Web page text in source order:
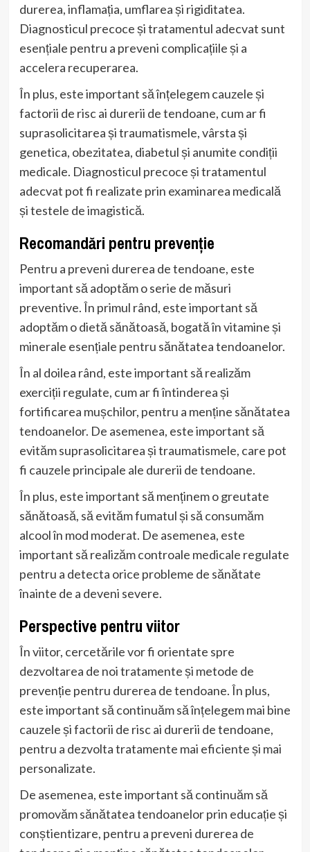
durerea, inflamația, umflarea și rigiditatea.
Diagnosticul precoce și tratamentul adecvat sunt
esențiale pentru a preveni complicațiile și a
accelera recuperarea.
În plus, este important să înțelegem cauzele și
factorii de risc ai durerii de tendoane, cum ar fi
suprasolicitarea și traumatismele, vârsta și
genetica, obezitatea, diabetul și anumite condiții
medicale. Diagnosticul precoce și tratamentul
adecvat pot fi realizate prin examinarea medicală
și testele de imagistică.
Recomandări pentru prevenție
Pentru a preveni durerea de tendoane, este
important să adoptăm o serie de măsuri
preventive. În primul rând, este important să
adoptăm o dietă sănătoasă, bogată în vitamine și
minerale esențiale pentru sănătatea tendoanelor.
În al doilea rând, este important să realizăm
exerciții regulate, cum ar fi întinderea și
fortificarea mușchilor, pentru a menține sănătatea
tendoanelor. De asemenea, este important să
evităm suprasolicitarea și traumatismele, care pot
fi cauzele principale ale durerii de tendoane.
În plus, este important să menținem o greutate
sănătoasă, să evităm fumatul și să consumăm
alcool în mod moderat. De asemenea, este
important să realizăm controale medicale regulate
pentru a detecta orice probleme de sănătate
înainte de a deveni severe.
Perspective pentru viitor
În viitor, cercetările vor fi orientate spre
dezvoltarea de noi tratamente și metode de
prevenție pentru durerea de tendoane. În plus,
este important să continuăm să înțelegem mai bine
cauzele și factorii de risc ai durerii de tendoane,
pentru a dezvolta tratamente mai eficiente și mai
personalizate.
De asemenea, este important să continuăm să
promovăm sănătatea tendoanelor prin educație și
conștientizare, pentru a preveni durerea de